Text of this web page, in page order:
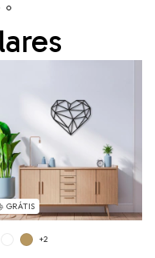
GRÁTIS
+2